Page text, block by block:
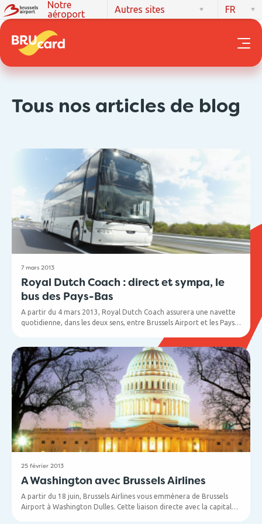
Notre
aéroport
Autres sites FR
Tous nos articles de blog
7 mars 2013
Royal Dutch Coach : direct et sympa, le
bus des Pays-Bas
A partir du 4 mars 2013, Royal Dutch Coach assurera une navette
quotidienne, dans les deux sens, entre Brussels Airport et les Pays-
Cette liaison directe par bus permet aux voyageurs de rejoindre
l'aéroport en moins de 2 heures et demi, sans arrêts
intermédiaires. Du café et du thé leur sont proposés à bord. Les
passagers arrivent dans le parking du bus couvert de Brussels
Airport.
25 février 2013
A Washington avec Brussels Airlines
A partir du 18 juin, Brussels Airlines vous emmènera de Brussels
Airport à Washington Dulles. Cette liaison directe avec la capitale